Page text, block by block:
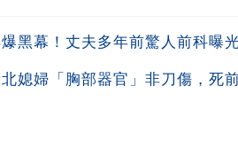
黑幕！丈夫多年前驚人前科曝
媳婦「胸部器官」非刀傷，死